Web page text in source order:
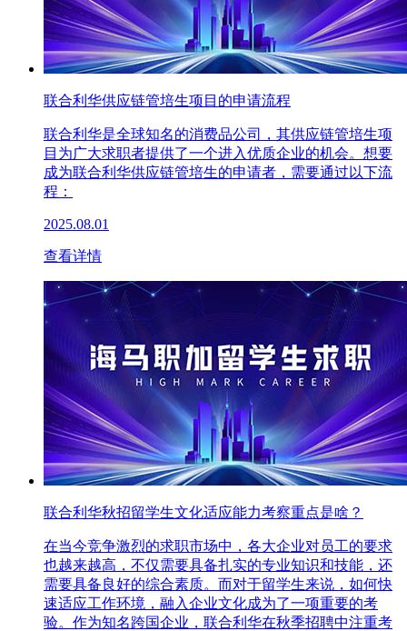
联合利华供应链管培生项目的申请流程
联合利华是全球知名的消费品公司，其供应链管培生项
目为广大求职者提供了一个进入优质企业的机会。想要
成为联合利华供应链管培生的申请者，需要通过以下流
程：
2025.08.01
查看详情
联合利华秋招留学生文化适应能力考察重点是啥？
在当今竞争激烈的求职市场中，各大企业对员工的要求
也越来越高，不仅需要具备扎实的专业知识和技能，还
需要具备良好的综合素质。而对于留学生来说，如何快
速适应工作环境，融入企业文化成为了一项重要的考
验。作为知名跨国企业，联合利华在秋季招聘中注重考